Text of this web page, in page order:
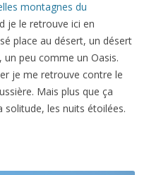
montagnes du
je le retrouve ici en
place au désert, un désert
peu comme un Oasis.
je me retrouve contre le
Mais plus que ça
solitude, les nuits étoilées.